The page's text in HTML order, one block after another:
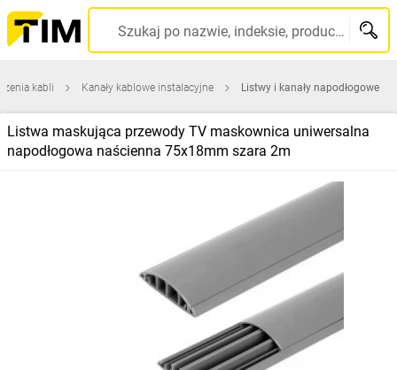
Szukaj po nazwie, indeksie, producencie, kodzie kreskowym...
kabli Kanały kablowe instalacyjne Listwy i kanały napodłogowe
Listwa maskująca przewody TV maskownica uniwersalna
napodłogowa naścienna 75x18mm szara 2m